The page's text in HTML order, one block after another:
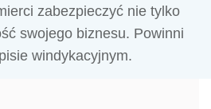
zabezpieczyć nie tylko
swojego biznesu. Powinni
windykacyjnym.